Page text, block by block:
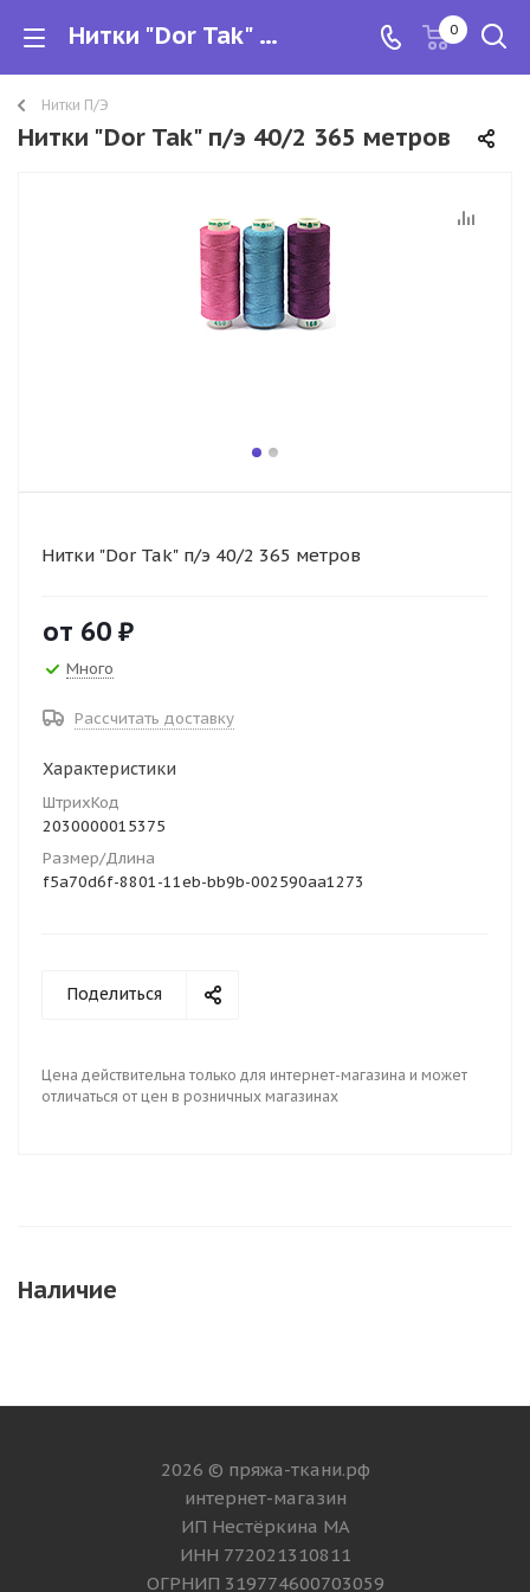
Нитки "Dor Tak" п/э 40/2 365 метров 0
Нитки П/Э
Нитки "Dor Tak" п/э 40/2 365 метров
Нитки "Dor Tak" п/э 40/2 365 метров
от 60 ₽
Много
Рассчитать доставку
Характеристики
ШтрихКод
2030000015375
Размер/Длина
f5a70d6f-8801-11eb-bb9b-002590aa1273
Поделиться
Цена действительна только для интернет-магазина и может
отличаться от цен в розничных магазинах
Наличие
2026 © пряжа-ткани.рф
интернет-магазин
ИП Нестёркина МА
ИНН 772021310811
ОГРНИП 319774600703059